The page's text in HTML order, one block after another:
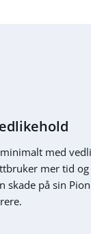
med
mer tid og
skade på sin